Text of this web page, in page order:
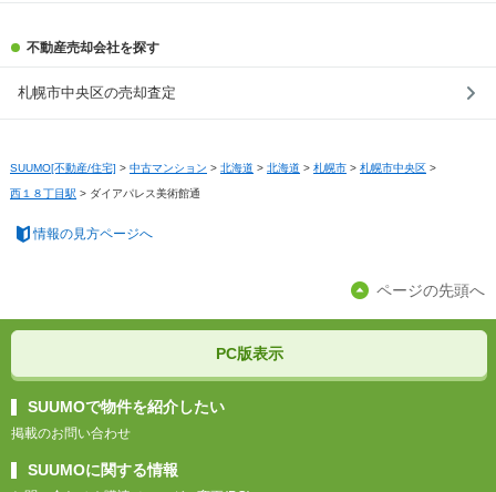
不動産売却会社を探す
札幌市中央区の売却査定
SUUMO[不動産/住宅] > 中古マンション > 北海道 > 北海道 > 札幌市 > 札幌市中央区 >
西１８丁目駅 > ダイアパレス美術館通
情報の見方ページへ
ページの先頭へ
PC版表示
SUUMOで物件を紹介したい
掲載のお問い合わせ
SUUMOに関する情報